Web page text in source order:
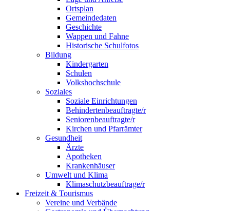
Ortsplan
Gemeindedaten
Geschichte
Wappen und Fahne
Historische Schulfotos
Bildung
Kindergarten
Schulen
Volkshochschule
Soziales
Soziale Einrichtungen
Behindertenbeauftragte/r
Seniorenbeauftragte/r
Kirchen und Pfarrämter
Gesundheit
Ärzte
Apotheken
Krankenhäuser
Umwelt und Klima
Klimaschutzbeauftrage/r
Freizeit & Tourismus
Vereine und Verbände